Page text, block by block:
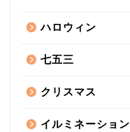
ハロウィン
七五三
クリスマス
イルミネーション